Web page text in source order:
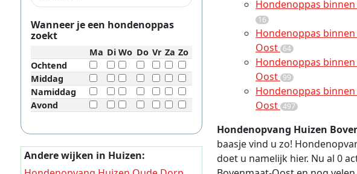
Hondenoppas
16
Hondenoppas
Oost 64
Hondenoppas
Oost 99
Hondenoppas
Oost 497
Hondenopvang Huizen
baasje vind u zo!
doet u namelijk hier. Nu al 0
Wanneer je een hondenoppas
zoekt
Ma Di Wo Do Vr Za Zo
Ochtend
Middag
Namiddag
Avond
Andere wijken in Huizen: